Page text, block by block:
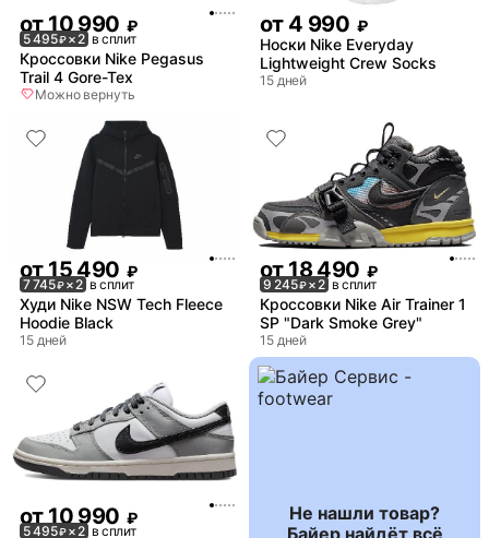
от 10 990 ₽
5 495₽× 2 в сплит
Кроссовки Nike Pegasus
Trail 4 Gore-Tex
Можно вернуть
от 4 990 ₽
Носки Nike Everyday
Lightweight Crew Socks
15 дней
от15 490 ₽
7 745₽× 2 в сплит
Худи Nike NSW Tech Fleece
Hoodie Black
15 дней
от18 490 ₽
9 245₽× 2 в сплит
Кроссовки Nike Air Trainer 1
SP "Dark Smoke Grey"
15 дней
от10 990 ₽
5 495₽× 2 в сплит
Не нашли товар?
Байер найдёт всё